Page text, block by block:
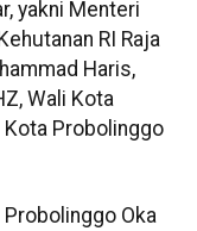
yakni Menteri
RI Raja
Haris,
Wali Kota
Kota Probolinggo
Probolinggo Oka